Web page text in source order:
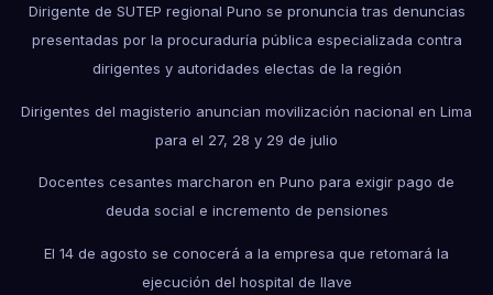
Dirigente de SUTEP regional Puno se pronuncia tras denuncias
presentadas por la procuraduría pública especializada contra
dirigentes y autoridades electas de la región
Dirigentes del magisterio anuncian movilización nacional en Lima
para el 27, 28 y 29 de julio
Docentes cesantes marcharon en Puno para exigir pago de
deuda social e incremento de pensiones
El 14 de agosto se conocerá a la empresa que retomará la
ejecución del hospital de Ilave